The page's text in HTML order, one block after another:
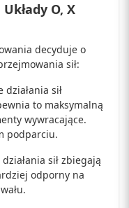
O, X
decyduje o
sił:
działania sił
to maksymalną
wywracające.
podparciu.
sił zbiegają
odporny na